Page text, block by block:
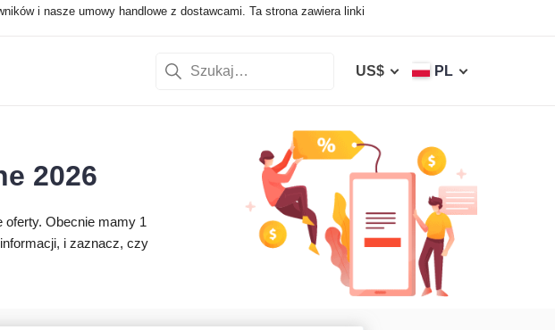
i nasze umowy handlowe z dostawcami. Ta strona zawiera linki
US$ PL
2026
oferty. Obecnie mamy 1
i zaznacz, czy